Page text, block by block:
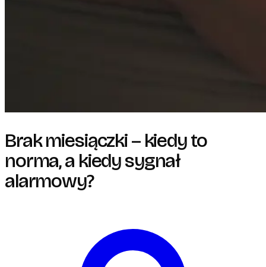
Brak miesiączki – kiedy to
norma, a kiedy sygnał
alarmowy?